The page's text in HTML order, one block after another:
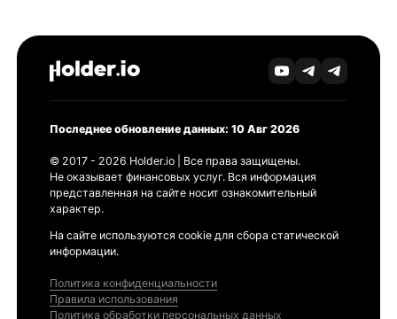
Последнее обновление данных: 10 Авг 2026
© 2017 - 2026 Holder.io | Все права защищены.
Не оказывает финансовых услуг. Вся информация
представленная на сайте носит ознакомительный
характер.
На сайте используются cookie для сбора статической
информации.
Политика конфиденциальности
Правила использования
Политика обработки персональных данных